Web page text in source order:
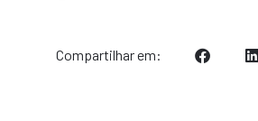
Compartilhar em: